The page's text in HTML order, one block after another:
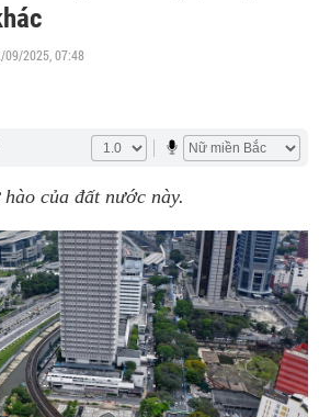
09/2025, 07:48
của đất nước này.